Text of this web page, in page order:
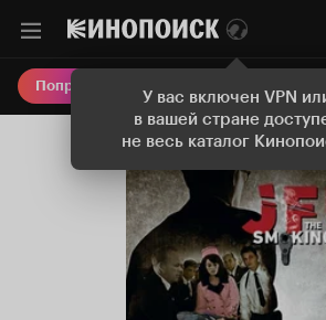
У вас включен VPN
в вашей стране
не весь каталог
Попробовать Плюс Онлайн-